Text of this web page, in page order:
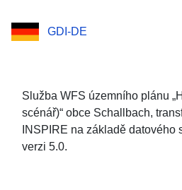
GDI-DE
Služba WFS územního plánu
scénář)“ obce Schallbach,
INSPIRE na základě datového
verzi 5.0.